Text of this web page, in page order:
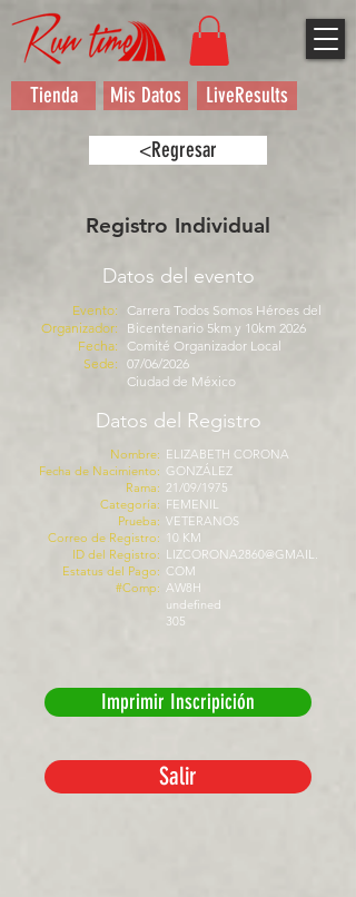
Tienda Mis Datos LiveResults
<Regresar
Registro Individual
Datos del evento
Evento:
Organizador:
Fecha:
Sede:
Carrera Todos Somos Héroes del
Bicentenario 5km y 10km 2026
Comité Organizador Local
07/06/2026
Ciudad de México
Datos del Registro
Nombre:
Fecha de Nacimiento:
Rama:
Categoría:
Prueba:
Correo de Registro:
ID del Registro:
Estatus del Pago:
#Comp:
ELIZABETH CORONA
GONZÁLEZ
21/09/1975
FEMENIL
VETERANOS
10 KM
LIZCORONA2860@GMAIL.
COM
AW8H
undefined
305
Imprimir Inscripición
Salir